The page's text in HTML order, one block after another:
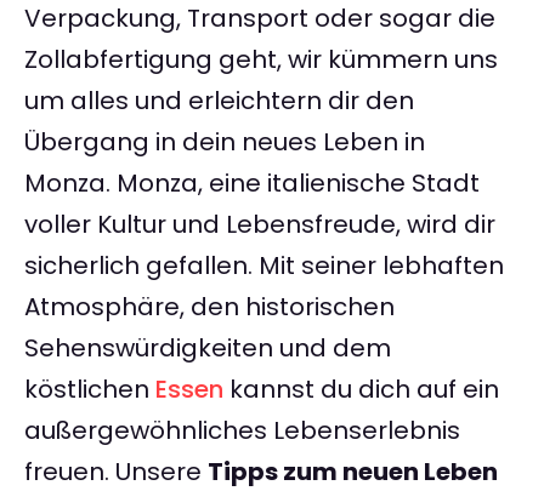
Verpackung, Transport oder sogar die
Zollabfertigung geht, wir kümmern uns
um alles und erleichtern dir den
Übergang in dein neues Leben in
Monza. Monza, eine italienische Stadt
voller Kultur und Lebensfreude, wird dir
sicherlich gefallen. Mit seiner lebhaften
Atmosphäre, den historischen
Sehenswürdigkeiten und dem
köstlichen Essen kannst du dich auf ein
außergewöhnliches Lebenserlebnis
freuen. Unsere Tipps zum neuen Leben